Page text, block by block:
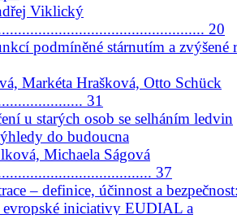
Viklický
20
podmíněné stárnutím a zvýšené
Markéta Hrašková, Otto Schück
31
u starých osob se selháním ledvin
do budoucna
Michaela Ságová
37
– definice, účinnost a
iniciativy EUDIAL a